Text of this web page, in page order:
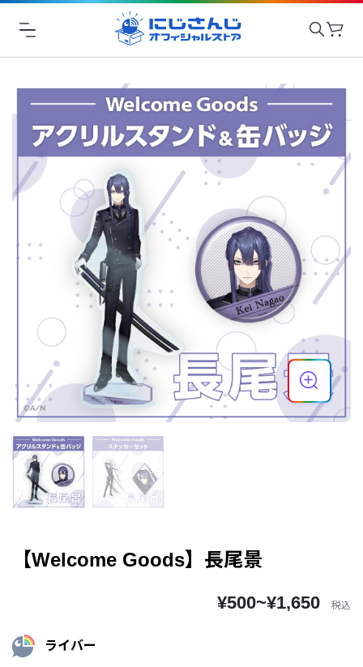
【Welcome Goods】長尾景
¥500~¥1,650 税込
ライバー